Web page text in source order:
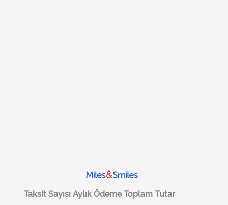
Taksit Sayısı Aylık Ödeme Toplam Tutar